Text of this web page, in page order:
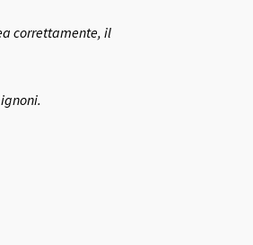
correttamente, il